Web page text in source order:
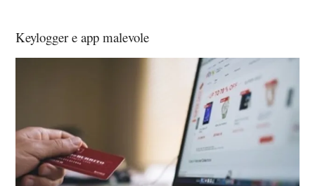
Keylogger e app malevole